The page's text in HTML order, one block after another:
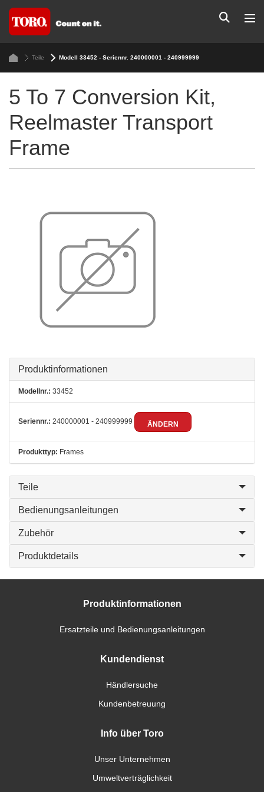
Teile Modell 33452 - Seriennr. 240000001 - 240999999
5 To 7 Conversion Kit,
Reelmaster Transport
Frame
Produktinformationen
Modellnr.: 33452
Seriennr.: 240000001 - 240999999 ÄNDERN
Produkttyp: Frames
Teile
Bedienungsanleitungen
Zubehör
Produktdetails
Produktinformationen
Ersatzteile und Bedienungsanleitungen
Kundendienst
Händlersuche
Kundenbetreuung
Info über Toro
Unser Unternehmen
Umweltverträglichkeit